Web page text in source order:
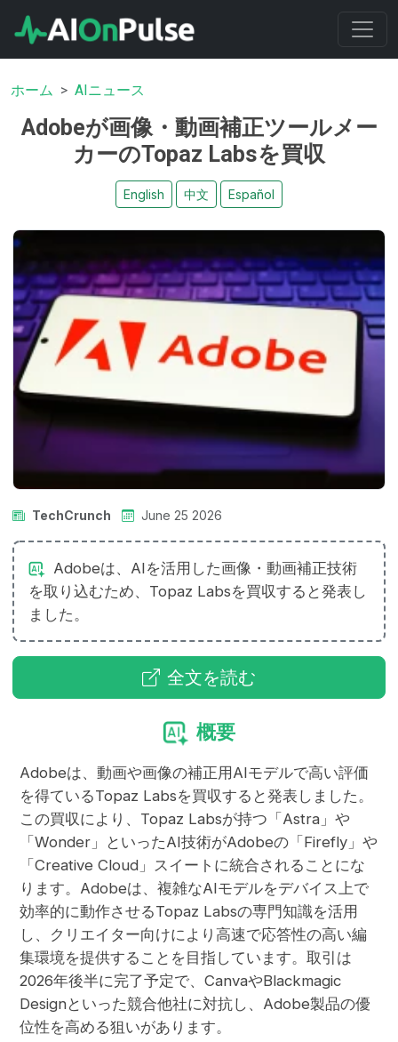
ホーム AIニュース
Adobeが画像・動画補正ツールメー
カーのTopaz Labsを買収
English 中文 Español
TechCrunch June 25 2026
Adobeは、AIを活用した画像・動画補正技術
を取り込むため、Topaz Labsを買収すると発表し
ました。
全文を読む
概要
Adobeは、動画や画像の補正用AIモデルで高い評価
を得ているTopaz Labsを買収すると発表しました。
この買収により、Topaz Labsが持つ「Astra」や
「Wonder」といったAI技術がAdobeの「Firefly」や
「Creative Cloud」スイートに統合されることにな
ります。Adobeは、複雑なAIモデルをデバイス上で
効率的に動作させるTopaz Labsの専門知識を活用
し、クリエイター向けにより高速で応答性の高い編
集環境を提供することを目指しています。取引は
2026年後半に完了予定で、CanvaやBlackmagic
Designといった競合他社に対抗し、Adobe製品の優
位性を高める狙いがあります。